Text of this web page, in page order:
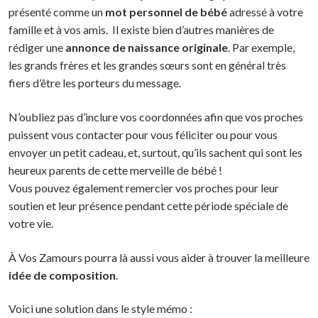
présenté comme un mot personnel de bébéadressé à votre
famille et à vos amis. Il existe bien d’autres manières de
rédiger une annonce de naissance originale. Par exemple,
les grands frères et les grandes sœurs sont en général très
fiers d’être les porteurs du message.
N’oubliez pas d’inclure vos coordonnées afin que vos proches
puissent vous contacter pour vous féliciter ou pour vous
envoyer un petit cadeau, et, surtout, qu’ils sachent qui sont les
heureux parents de cette merveille de bébé !
Vous pouvez également remercier vos proches pour leur
soutien et leur présence pendant cette période spéciale de
votre vie.
À Vos Zamours pourra là aussi vous aider à trouver la meilleure
idée de composition
Voici une solution dans le style mémo :